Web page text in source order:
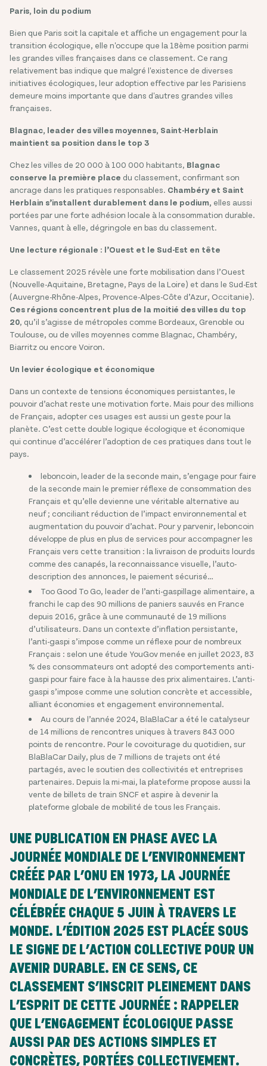
Paris, loin du podium
Bien que Paris soit la capitale et affiche un engagement pour la
transition écologique, elle n'occupe que la 18ème position parmi
les grandes villes françaises dans ce classement. Ce rang
relativement bas indique que malgré l'existence de diverses
initiatives écologiques, leur adoption effective par les Parisiens
demeure moins importante que dans d'autres grandes villes
françaises.
Blagnac, leader des villes moyennes, Saint-Herblain
maintient sa position dans le top 3
Chez les villes de 20 000 à 100 000 habitants, Blagnac
conserve la première place du classement, confirmant son
ancrage dans les pratiques responsables. Chambéry et Saint
Herblain s’installent durablement dans le podium, elles aussi
portées par une forte adhésion locale à la consommation durable.
Vannes, quant à elle, dégringole en bas du classement.
Une lecture régionale : l’Ouest et le Sud-Est en tête
Le classement 2025 révèle une forte mobilisation dans l’Ouest
(Nouvelle-Aquitaine, Bretagne, Pays de la Loire) et dans le Sud-Est
(Auvergne-Rhône-Alpes, Provence-Alpes-Côte d’Azur, Occitanie).
Ces régions concentrent plus de la moitié des villes du top
20, qu’il s’agisse de métropoles comme Bordeaux, Grenoble ou
Toulouse, ou de villes moyennes comme Blagnac, Chambéry,
Biarritz ou encore Voiron.
Un levier écologique et économique
Dans un contexte de tensions économiques persistantes, le
pouvoir d’achat reste une motivation forte. Mais pour des millions
de Français, adopter ces usages est aussi un geste pour la
planète. C’est cette double logique écologique et économique
qui continue d’accélérer l’adoption de ces pratiques dans tout le
pays.
leboncoin, leader de la seconde main, s’engage pour faire
de la seconde main le premier réflexe de consommation des
Français et qu’elle devienne une véritable alternative au
neuf ; conciliant réduction de l’impact environnemental et
augmentation du pouvoir d’achat. Pour y parvenir, leboncoin
développe de plus en plus de services pour accompagner les
Français vers cette transition : la livraison de produits lourds
comme des canapés, la reconnaissance visuelle, l’auto-
description des annonces, le paiement sécurisé…
Too Good To Go, leader de l’anti-gaspillage alimentaire, a
franchi le cap des 90 millions de paniers sauvés en France
depuis 2016, grâce à une communauté de 19 millions
d’utilisateurs. Dans un contexte d’inflation persistante,
l’anti-gaspi s’impose comme un réflexe pour de nombreux
Français : selon une étude YouGov menée en juillet 2023, 83
% des consommateurs ont adopté des comportements anti-
gaspi pour faire face à la hausse des prix alimentaires. L’anti-
gaspi s’impose comme une solution concrète et accessible,
alliant économies et engagement environnemental.
Au cours de l’année 2024, BlaBlaCar a été le catalyseur
de 14 millions de rencontres uniques à travers 843 000
points de rencontre. Pour le covoiturage du quotidien, sur
BlaBlaCar Daily, plus de 7 millions de trajets ont été
partagés, avec le soutien des collectivités et entreprises
partenaires. Depuis la mi-mai, la plateforme propose aussi la
vente de billets de train SNCF et aspire à devenir la
plateforme globale de mobilité de tous les Français.
UNE PUBLICATION EN PHASE AVEC LA
JOURNÉE MONDIALE DE L’ENVIRONNEMENT
CRÉÉE PAR L’ONU EN 1973, LA JOURNÉE
MONDIALE DE L’ENVIRONNEMENT EST
CÉLÉBRÉE CHAQUE 5 JUIN À TRAVERS LE
MONDE. L’ÉDITION 2025 EST PLACÉE SOUS
LE SIGNE DE L’ACTION COLLECTIVE POUR UN
AVENIR DURABLE. EN CE SENS, CE
CLASSEMENT S’INSCRIT PLEINEMENT DANS
L’ESPRIT DE CETTE JOURNÉE : RAPPELER
QUE L’ENGAGEMENT ÉCOLOGIQUE PASSE
AUSSI PAR DES ACTIONS SIMPLES ET
CONCRÈTES, PORTÉES COLLECTIVEMENT.